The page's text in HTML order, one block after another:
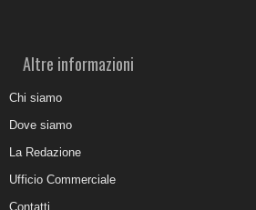
Altre informazioni
Chi siamo
Dove siamo
La Redazione
Ufficio Commerciale
Contatti